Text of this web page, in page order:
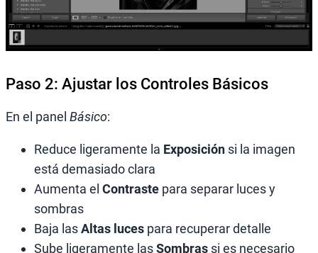
Paso 2: Ajustar los Controles Básicos
En el panel Básico:
Reduce ligeramente la Exposición si la imagen
está demasiado clara
Aumenta el Contraste para separar luces y
sombras
Baja lasAltas luces para recuperar detalle
Sube ligeramente lasSombras si es necesario